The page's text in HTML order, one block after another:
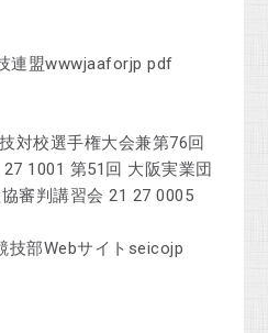
連盟wwwjaaforjp pdf
対校選手権大会兼第76回
1001 第51回 大阪実業団
審判講習会 21 27 0005
技部Webサイトseicojp